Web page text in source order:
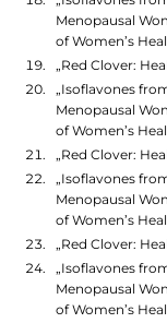
Menopausal
of Women’s
„Red Clover:
„Isoflavones
Menopausal
of Women’s
„Red Clover:
„Isoflavones
Menopausal
of Women’s
„Red Clover:
„Isoflavones
Menopausal
of Women’s